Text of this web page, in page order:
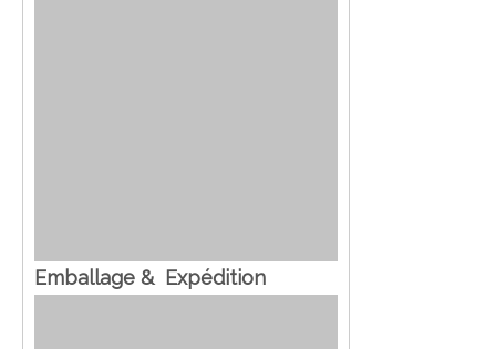
Emballage & Expédition